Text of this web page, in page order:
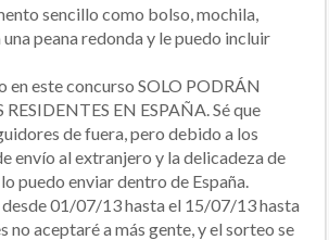
sencillo como bolso, mochila,
peana redonda y le puedo incluir
en este concurso SOLO PODRÁN
RESIDENTES EN ESPAÑA. Sé que
de fuera, pero debido a los
envío al extranjero y la delicadeza de
puedo enviar dentro de España.
01/07/13 hasta el 15/07/13 hasta
no aceptaré a más gente, y el sorteo se